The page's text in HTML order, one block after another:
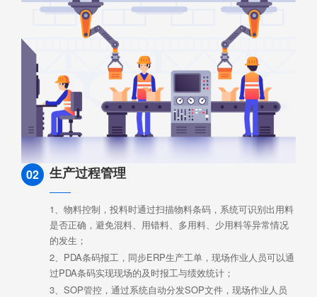
02 生产过程管理
1、物料控制，投料时通过扫描物料条码，系统可识别出用料
是否正确，避免混料、用错料、多用料、少用料等异常情况
的发生；
2、PDA条码报工，同步ERP生产工单，现场作业人员可以通
过PDA条码实现现场的及时报工与绩效统计；
3、SOP管控，通过系统自动分发SOP文件，现场作业人员